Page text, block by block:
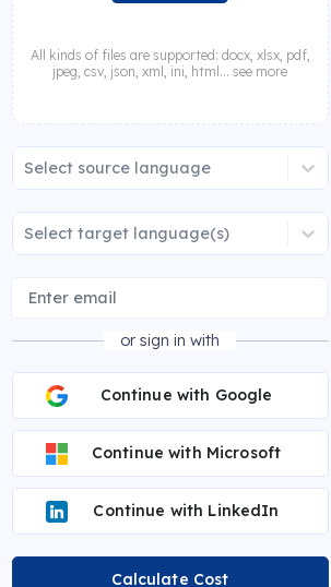
All kinds of files are supported: docx, xlsx, pdf,
jpeg, csv, json, xml, ini, html... see more
Select source language
Select target language(s)
or sign in with
Continue with Google
Continue with Microsoft
Continue with LinkedIn
Calculate Cost